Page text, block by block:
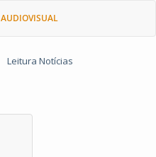
AUDIOVISUAL
Leitura Notícias